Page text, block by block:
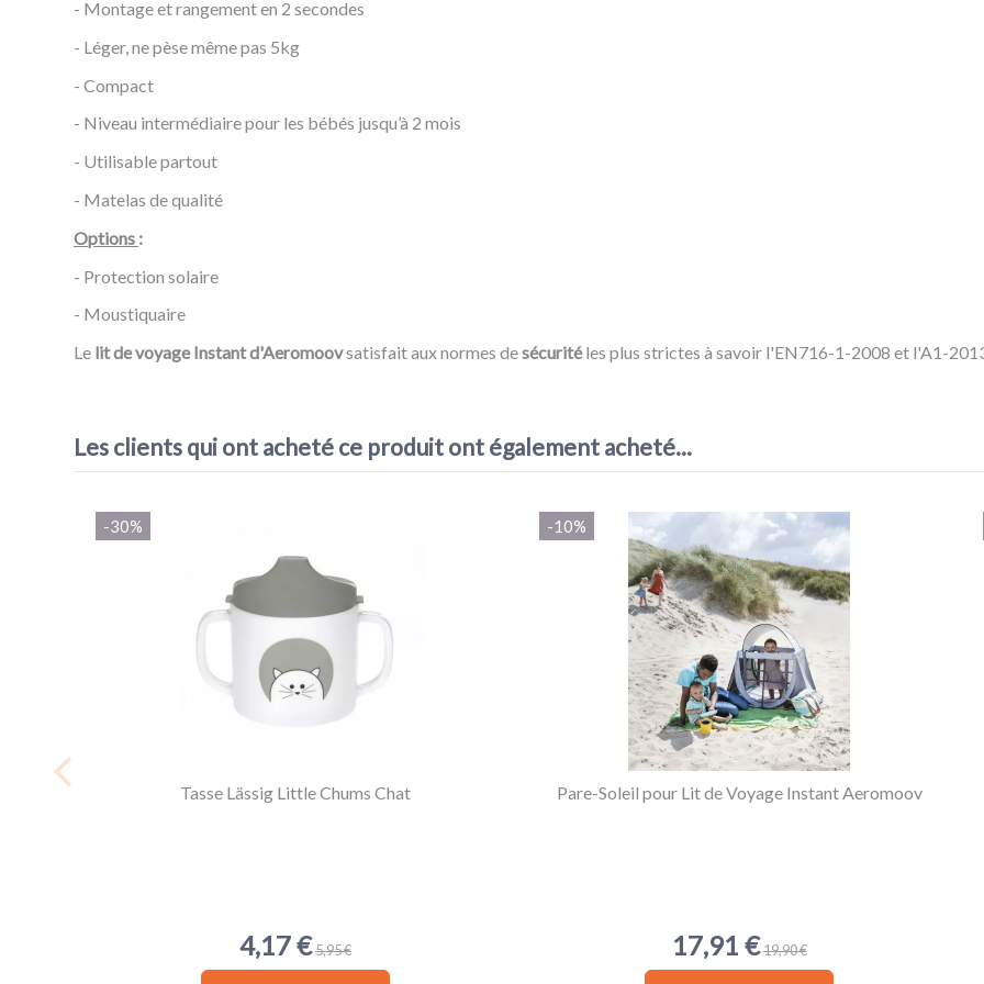
- Montage et rangement en 2 secondes
- Léger, ne pèse même pas 5kg
- Compact
- Niveau intermédiaire pour les bébés jusqu’à 2 mois
- Utilisable partout
- Matelas de qualité
Options :
- Protection solaire
- Moustiquaire
Le lit de voyage Instant d'Aeromoovsatisfait aux normes desécuritéles plus strictes à savoir l'EN716-1-2008 et l'A1-
Référence Lit de Voyage Aeromoov Gris
VOIR L'ATTESTATION
1★
0 0
4★
Acheteur vérifié
Publié le 14/08/2019 à 17:36 (Date de commande : 08/07/2019)
je recommande ce site ils sont sérieux
Les clients qui ont acheté ce produit ont également acheté...
-30%
Tasse Lässig Little Chums Chat
4,17 €5,95 €
-10%
Pare-Soleil pour Lit de Voyage Instant Aeromoov
17,91 €19,90 €